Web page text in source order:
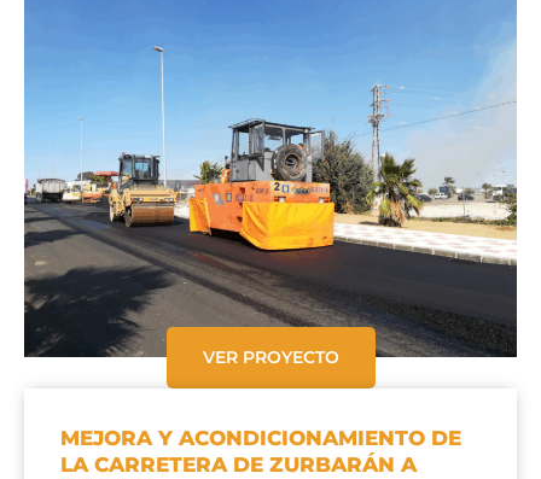
VER PROYECTO
MEJORA Y ACONDICIONAMIENTO DE
LA CARRETERA DE ZURBARÁN A